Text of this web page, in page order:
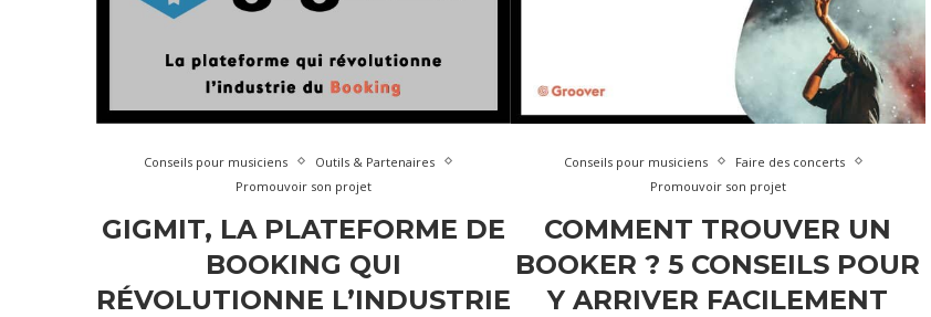
Conseils pour musiciens
Outils & Partenaires
Promouvoir son projet
GIGMIT, LA PLATEFORME DE
BOOKING QUI
RÉVOLUTIONNE L’INDUSTRIE
Conseils pour musiciens
Faire des concerts
Promouvoir son projet
COMMENT TROUVER UN
BOOKER ? 5 CONSEILS POUR
Y ARRIVER FACILEMENT